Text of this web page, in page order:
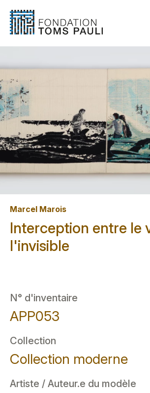
Marcel Marois
Interception entre le
l'invisible
N° d'inventaire
APP053
Collection
Collection moderne
Artiste / Auteur.e du modèle